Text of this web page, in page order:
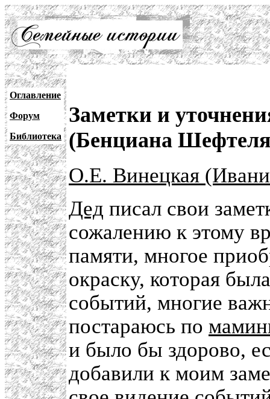
Оглавление
Форум
Библиотека
Заметки и
(Бенциана
О.Е. Винецкая
Дед писал свои
сожалению к этому
памяти, многое
окраску, которая
событий, многие
постараюсь по
и было бы здорово,
добавили к моим